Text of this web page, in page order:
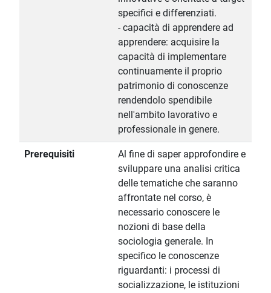
specifici e differenziati.
- capacità di apprendere ad
apprendere: acquisire la
capacità di implementare
continuamente il proprio
patrimonio di conoscenze
rendendolo spendibile
nell'ambito lavorativo e
professionale in genere.
Prerequisiti
Al fine di saper approfondire e
sviluppare una analisi critica
delle tematiche che saranno
affrontate nel corso, è
necessario conoscere le
nozioni di base della
sociologia generale. In
specifico le conoscenze
riguardanti: i processi di
socializzazione, le istituzioni